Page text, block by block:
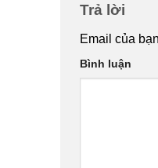
Trả lời
Email của
Bình luận